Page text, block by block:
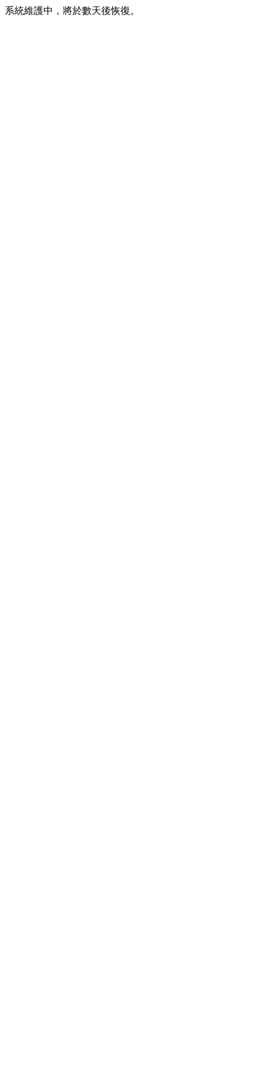
系統維護中，將於數天後恢復。